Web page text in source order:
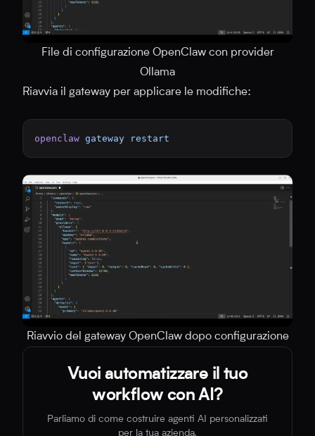
File di configurazione OpenClaw con provider
Ollama
Riavvia il gateway per applicare le modifiche:
openclaw gateway restart
Riavvio del gateway OpenClaw dopo configurazione
Vuoi automatizzare il tuo
workflow con AI?
Parliamo di come costruire agenti AI personalizzati
per la tua azienda.